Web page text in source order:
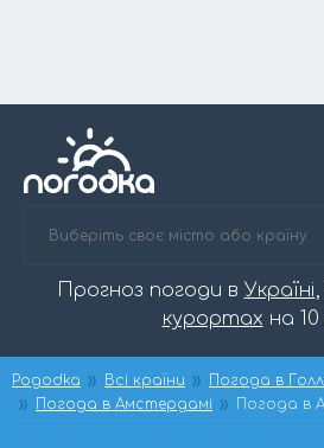
Прогноз погоди в Україні,
курортах на 10
Pogodka Всі країни
Погода в
Погода в Амстердамі
Погода в